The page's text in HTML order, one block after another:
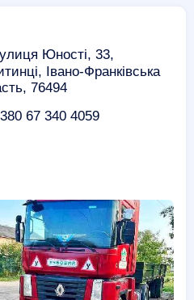
Курси в'язання
Юності, 33,
Івано-Франківська
76494
67 340 4059